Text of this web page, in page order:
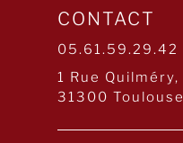
CONTACT
05.61.59.29.42
1 Rue Quilméry,
31300 Toulouse